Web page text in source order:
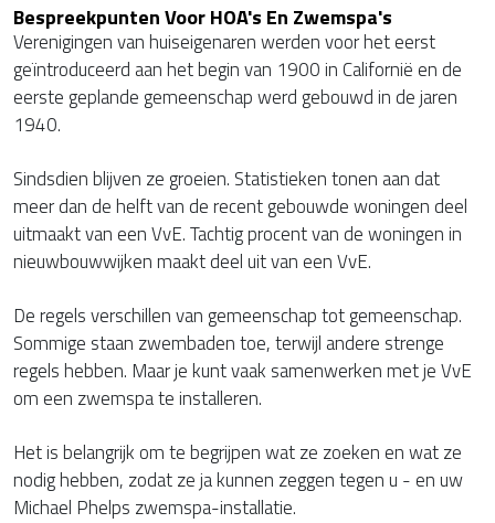
Bespreekpunten Voor HOA's En Zwemspa's
Verenigingen van huiseigenaren werden voor het eerst
geïntroduceerd aan het begin van 1900 in Californië en de
eerste geplande gemeenschap werd gebouwd in de jaren
1940.
Sindsdien blijven ze groeien. Statistieken tonen aan dat
meer dan de helft van de recent gebouwde woningen deel
uitmaakt van een VvE. Tachtig procent van de woningen in
nieuwbouwwijken maakt deel uit van een VvE.
De regels verschillen van gemeenschap tot gemeenschap.
Sommige staan zwembaden toe, terwijl andere strenge
regels hebben. Maar je kunt vaak samenwerken met je VvE
om een zwemspa te installeren.
Het is belangrijk om te begrijpen wat ze zoeken en wat ze
nodig hebben, zodat ze ja kunnen zeggen tegen u - en uw
Michael Phelps zwemspa-installatie.